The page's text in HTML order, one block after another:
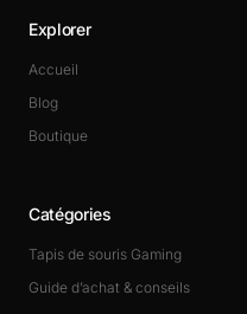
Explorer
Accueil
Blog
Boutique
Catégories
Tapis de souris Gaming
Guide d’achat & conseils